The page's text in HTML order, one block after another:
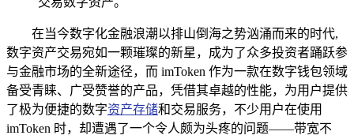
在当今数字化金融浪潮以排山倒海之势汹涌而来的时代,
数字资产交易宛如一颗璀璨的新星，成为了众多投资者踊跃参
与金融市场的全新途径，而 imToken 作为一款在数字钱包领域
备受青睐、广受赞誉的产品，凭借其卓越的性能，为用户提供
了极为便捷的数字资产存储和交易服务，不少用户在使用
imToken 时，却遭遇了一个令人颇为头疼的问题——带宽不